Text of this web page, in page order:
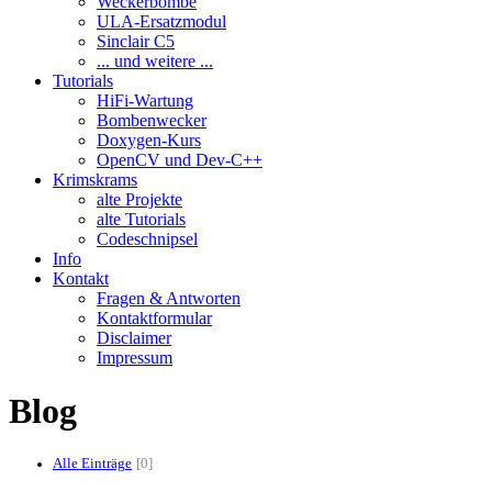
ULA-Ersatzmodul
Sinclair C5
... und weitere ...
Tutorials
HiFi-Wartung
Bombenwecker
Doxygen-Kurs
OpenCV und Dev-C++
Krimskrams
alte Projekte
alte Tutorials
Codeschnipsel
Info
Kontakt
Fragen & Antworten
Kontaktformular
Disclaimer
Impressum
Blog
Alle Einträge 0